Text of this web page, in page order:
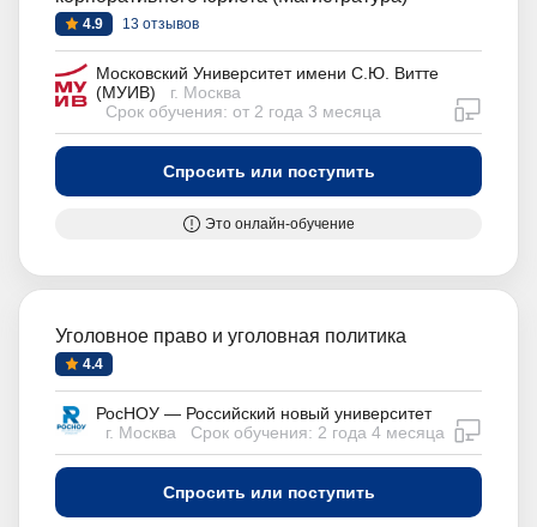
4.9 13 отзывов
Московский Университет имени С.Ю. Витте
(МУИВ)
г. Москва
Срок обучения: от 2 года 3 месяца
Спросить или поступить
Это онлайн-обучение
Уголовное право и уголовная политика
4.4
РосНОУ — Российский новый университет
г. Москва
Срок обучения: 2 года 4 месяца
Спросить или поступить